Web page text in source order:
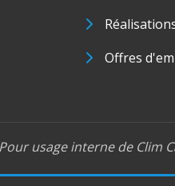
Offres
usage interne de Clim